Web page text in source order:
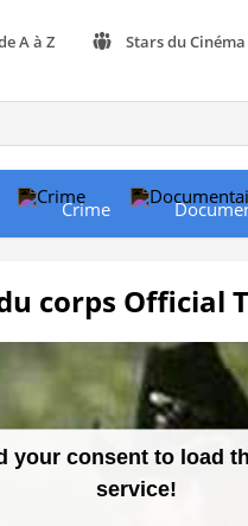
A à Z Stars du Cinéma
Crime
corps Official
your consent to load
service!